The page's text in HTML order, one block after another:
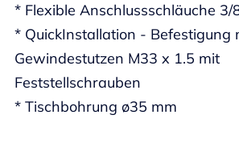
* Flexible Anschlussschläuche 3/
* QuickInstallation - Befestigung
Gewindestutzen M33 x 1.5 mit
Feststellschrauben
* Tischbohrung ø35 mm